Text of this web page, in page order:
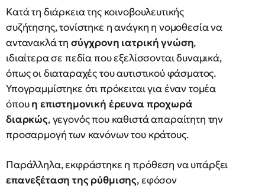
Κατά τη διάρκεια της κοινοβουλευτικής
συζήτησης, τονίστηκε η ανάγκη η νομοθεσία να
αντανακλά τη σύγχρονη ιατρική γνώση,
ιδιαίτερα σε πεδία που εξελίσσονται δυναμικά,
όπως οι διαταραχές του αυτιστικού φάσματος.
Υπογραμμίστηκε ότι πρόκειται για έναν τομέα
όπουη επιστημονική έρευνα προχωρά
διαρκώς, γεγονός που καθιστά απαραίτητη την
προσαρμογή των κανόνων του κράτους.
Παράλληλα, εκφράστηκε η πρόθεση να υπάρξει
επανεξέταση της ρύθμισης, εφόσον